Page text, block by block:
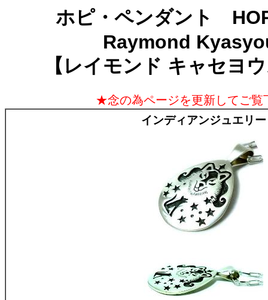
ホピ・ペンダント
Raymond
【レイモンド キャセヨ
★念の為ページを更新してご
インディアンジュエリー